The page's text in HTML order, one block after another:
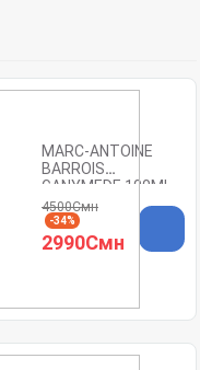
MARC-ANTOINE
BARROIS
GANYMEDE 100ML
4500Смн
-34%
2990Смн